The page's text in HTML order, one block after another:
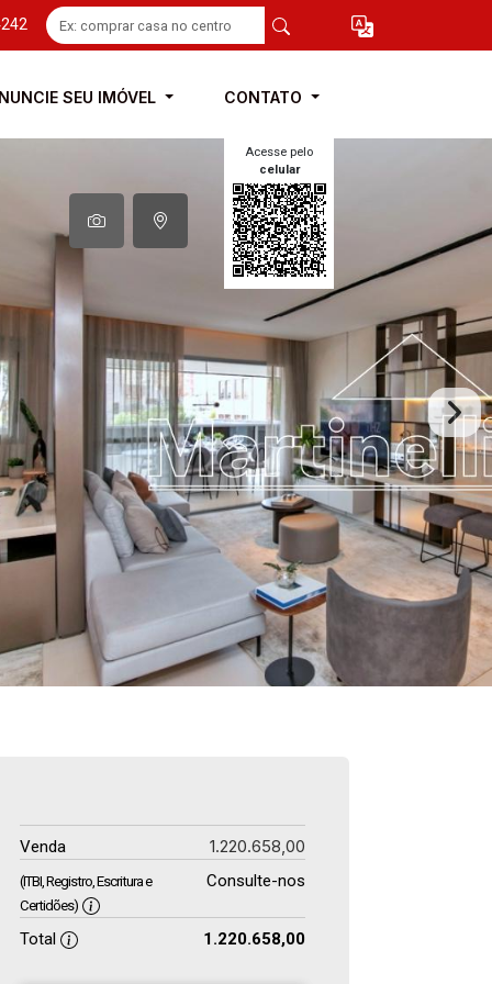
SEU IMÓVEL CONTATO
Acesse pelo
celular
Venda 1.220.658,00
(ITBI, Registro, Escritura e
Certidões)
Consulte-nos
Total 1.220.658,00